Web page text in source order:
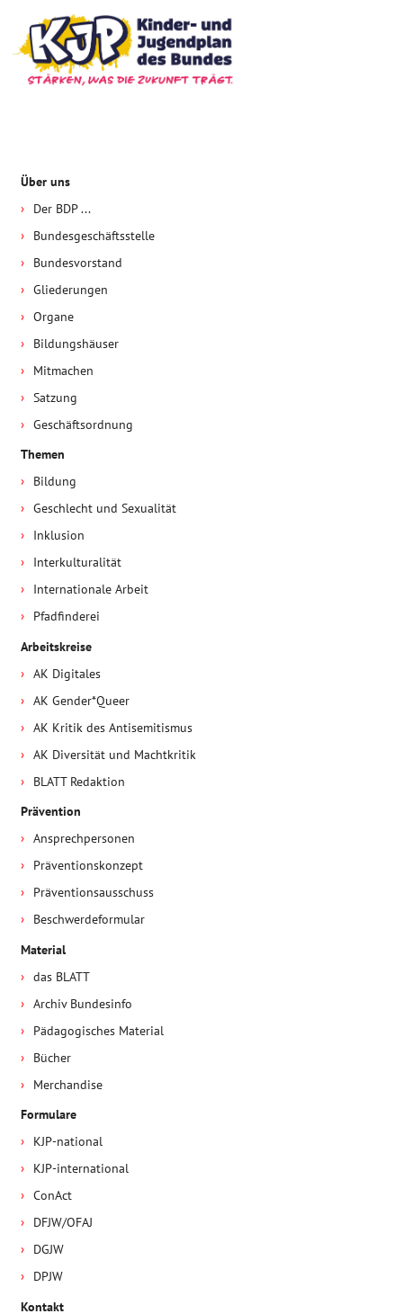
Über uns
Der BDP ...
Bundesgeschäftsstelle
Bundesvorstand
Gliederungen
Organe
Bildungshäuser
Mitmachen
Satzung
Geschäftsordnung
Themen
Bildung
Geschlecht und Sexualität
Inklusion
Interkulturalität
Internationale Arbeit
Pfadfinderei
Arbeitskreise
AK Digitales
AK Gender*Queer
AK Kritik des Antisemitismus
AK Diversität und Machtkritik
BLATT Redaktion
Prävention
Ansprechpersonen
Präventionskonzept
Präventionsausschuss
Beschwerdeformular
Material
das BLATT
Archiv Bundesinfo
Pädagogisches Material
Bücher
Merchandise
Formulare
KJP-national
KJP-international
ConAct
DFJW/OFAJ
DGJW
DPJW
Kontakt